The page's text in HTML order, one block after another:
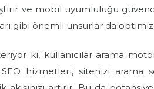
ve mobil uyumluluğu
gibi önemli unsurlar da
ki, kullanıcılar arama
hizmetleri, sitenizi arama